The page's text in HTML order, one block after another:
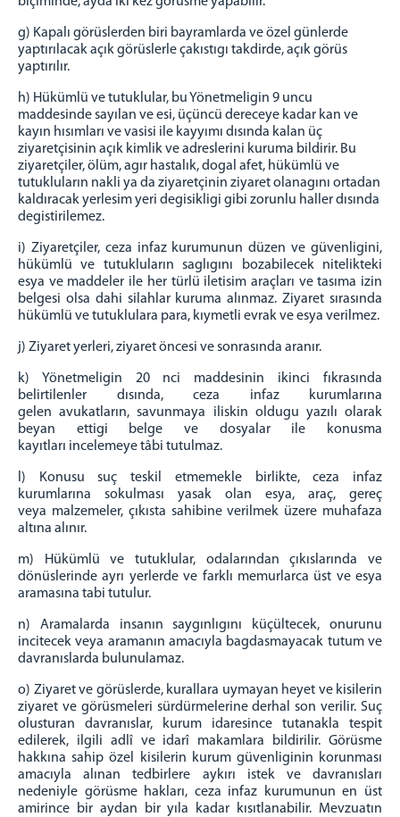
g) Kapalı görüslerden biri bayramlarda ve özel günlerde
yaptırılacak açık görüslerle çakıstıgı takdirde, açıkgörüs
yaptırılır.
h) Hükümlü ve tutuklular, bu Yönetmeligin 9 uncu
maddesinde sayılan ve esi, üçüncü dereceye kadar kan ve
kayın hısımları ve vasisi ile kayyımı dısında kalan üç
ziyaretçisinin açık kimlik ve adreslerini kuruma bildirir. Bu
ziyaretçiler, ölüm, agır hastalık, dogal afet, hükümlü ve
tutukluların nakli ya da ziyaretçinin ziyaret olanagını ortadan
kaldıracak yerlesim yeri degisikligi gibi zorunlu haller dısında
degistirilemez.
i) Ziyaretçiler, ceza infaz kurumunun düzen ve güvenligini,
hükümlü ve tutukluların saglıgını bozabilecek nitelikteki
esya ve maddeler ile her türlü iletisim araçları ve tasıma izin
belgesi olsa dahi silahlar kurumaalınmaz. Ziyaret sırasında
hükümlü ve tutuklulara para, kıymetli evrak ve esya verilmez.
j) Ziyaret yerleri, ziyaret öncesi ve sonrasında aranır.
k) Yönetmeligin 20 nci maddesinin ikinci fıkrasında
belirtilenler dısında, ceza infaz kurumlarına
gelenavukatların, savunmaya iliskin oldugu yazılı olarak
beyan ettigi belge ve dosyalar ile konusma
kayıtları incelemeye tâbi tutulmaz.
l) Konusu suç teskil etmemekle birlikte, ceza infaz
kurumlarına sokulması yasak olan esya, araç, gereç
veya malzemeler, çıkısta sahibine verilmek üzere muhafaza
altına alınır.
m) Hükümlü ve tutuklular, odalarından çıkıslarında ve
dönüslerinde ayrı yerlerde ve farklı memurlarca üst ve esya
aramasına tabi tutulur.
n) Aramalarda insanın saygınlıgını küçültecek, onurunu
incitecek veya aramanın amacıyla bagdasmayacak tutum ve
davranıslarda bulunulamaz.
o) Ziyaret ve görüslerde, kurallara uymayan heyet ve kisilerin
ziyaret ve görüsmeleri sürdürmelerine derhalson verilir. Suç
olusturan davranıslar, kurum idaresince tutanakla tespit
edilerek, ilgili adlî ve idarî makamlara bildirilir. Görüsme
hakkına sahip özel kisilerin kurum güvenliginin korunması
amacıyla alınantedbirlere aykırı istek ve davranısları
nedeniyle görüsme hakları, ceza infaz kurumunun en üst
amirince bir aydan bir yıla kadar kısıtlanabilir. Mevzuatın